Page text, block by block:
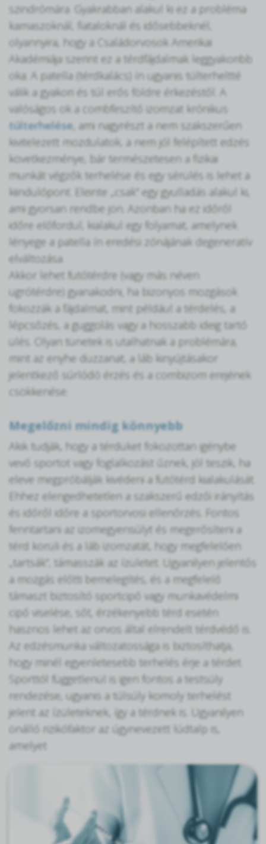
szindrómára. Gyakrabban alakul ki ez a probléma
kamaszoknál, fiataloknál és idősebbeknél,
olyannyira, hogy a Családorvosok Amerikai
Akadémiája szerint ez a térdfájdalmak leggyakoribb
oka. A patella (térdkalács) ín ugyanis túlterheltté
válik a gyakori és túl erős földre érkezéstől. A
valóságos ok a combfeszítő izomzat krónikus
túlterhelése , ami nagyrészt a nem szakszerűen
kivitelezett mozdulatok, a nem jól felépített edzés
következménye, bár természetesen a fizikai
munkát végzők terhelése és egy sérülés is lehet a
kiindulópont. Eleinte „csak” egy gyulladás alakul ki,
ami gyorsan rendbe jön. Azonban ha ez időről
időre előfordul, kialakul egy folyamat, amelynek
lényege a patella ín eredési zónájának degeneratív
elváltozása.
Akkor lehet futótérdre (vagy más néven
ugrótérdre) gyanakodni, ha bizonyos mozgások
fokozzák a fájdalmat, mint például a térdelés, a
lépcsőzés, a guggolás vagy a hosszabb ideig tartó
ülés. Olyan tünetek is utalhatnak a problémára,
mint az enyhe duzzanat, a láb kinyújtásakor
jelentkező súrlódó érzés és a combizom erejének
csökkenése.
Megelőzni mindig könnyebb
Akik tudják, hogy a térdüket fokozottan igénybe
vevő sportot vagy foglalkozást űznek, jól teszik, ha
eleve megpróbálják kivédeni a futótérd kialakulását.
Ehhez elengedhetetlen a szakszerű edzői irányítás
és időről időre a sportorvosi ellenőrzés. Fontos
fenntartani az izomegyensúlyt és megerősíteni a
térd körüli és a láb izomzatát, hogy megfelelően
„tartsák”, támasszák az ízületet. Ugyanilyen jelentős
a mozgás előtti bemelegítés, és a megfelelő
támaszt biztosító sportcipő vagy munkavédelmi
cipő viselése, sőt, érzékenyebb térd esetén
hasznos lehet az orvos által elrendelt térdvédő is.
Az edzésmunka változatossága is biztosíthatja,
hogy minél egyenletesebb terhelés érje a térdet.
Sporttól függetlenül is igen fontos a testsúly
rendezése, ugyanis a túlsúly komoly terhelést
jelent az ízületeknek, így a térdnek is. Ugyanilyen
önálló rizikófaktor az úgynevezett lúdtalp is,
amelyet